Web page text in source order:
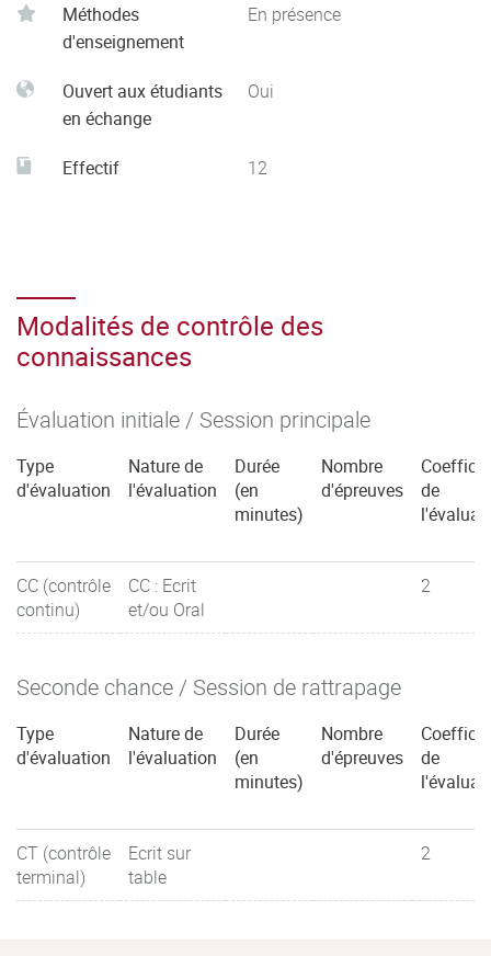
d'une démarche qualité
- Respecter les principes d’éthique, de déontologie et de
responsabilité environnementale
Méthodes
d'enseignement
En présence
Ouvert aux étudiants
en échange
Oui
Effectif 12
Modalités de contrôle des
connaissances
Évaluation initiale / Session principale
Type
d'évaluation
Nature de
l'évaluation
Durée
(en
minutes)
Nombre
d'épreuves
de
CC (contrôle
continu)
CC : Ecrit
et/ou Oral
2
Seconde chance / Session de rattrapage
Type
d'évaluation
Nature de
l'évaluation
Durée
(en
minutes)
Nombre
d'épreuves
de
CT (contrôle
terminal)
Ecrit sur
table
2